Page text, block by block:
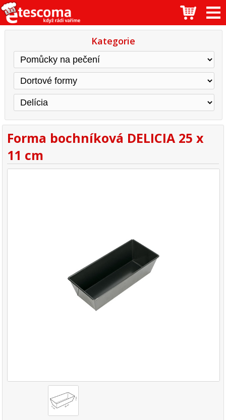
Kategorie
Forma bochníková DELICIA 25 x
11 cm